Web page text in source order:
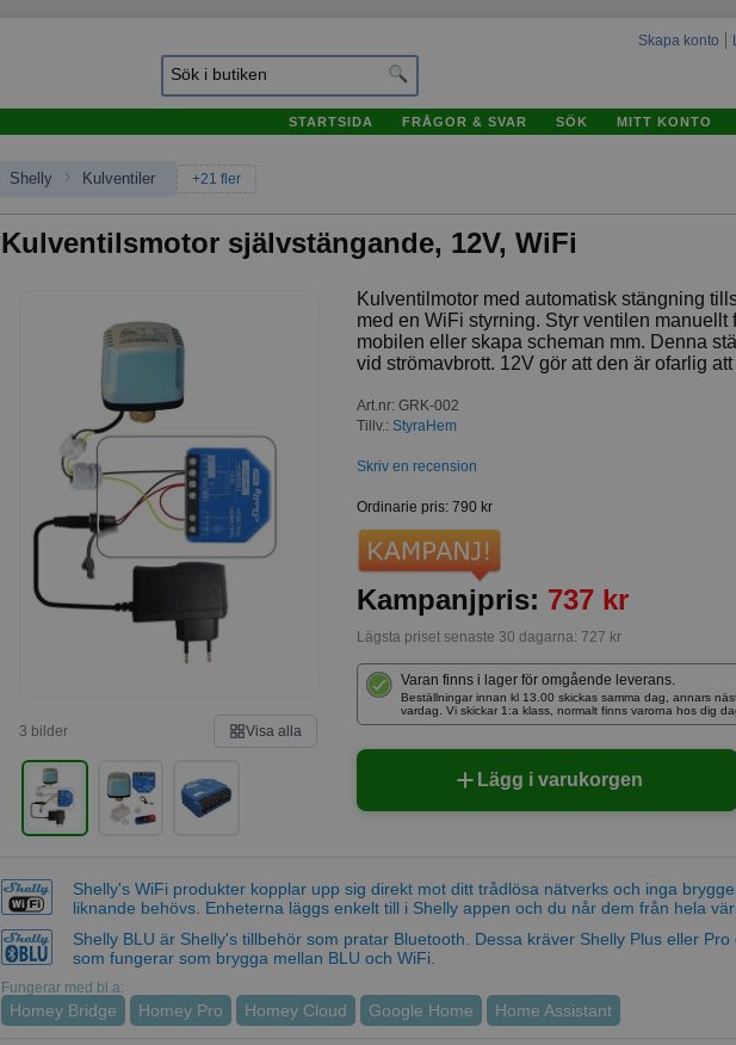
Skapa konto
STARTSIDA FRÅGOR & SVAR SÖK MITT KONTO
Shelly › Kulventiler +21 fler
Kulventilsmotor självstängande, 12V, WiFi
3 bilder Visa alla
Kulventilmotor med automatisk stängning
med en WiFi styrning. Styr ventilen manuellt
mobilen eller skapa scheman mm. Denna
vid strömavbrott. 12V gör att den är ofarlig
Art.nr: GRK-002
Tillv.: StyraHem
Skriv en recension
Ordinarie pris: 790 kr
Kampanjpris: 737 kr
Lägsta priset senaste 30 dagarna: 727 kr
Varan finns i lager för omgående leverans.
Beställningar innan kl 13.00 skickas samma dag, annars
vardag. Vi skickar 1:a klass, normalt finns varorna hos dig
Lägg i varukorgen
Shelly's WiFi produkter kopplar upp sig direkt mot ditt trådlösa nätverks och inga
liknande behövs. Enheterna läggs enkelt till i Shelly appen och du når dem från hela
Shelly BLU är Shelly's tillbehör som pratar Bluetooth. Dessa kräver Shelly Plus eller Pro
som fungerar som brygga mellan BLU och WiFi.
Fungerar med bl.a:
Homey Bridge Homey Pro Homey Cloud Google Home Home Assistant